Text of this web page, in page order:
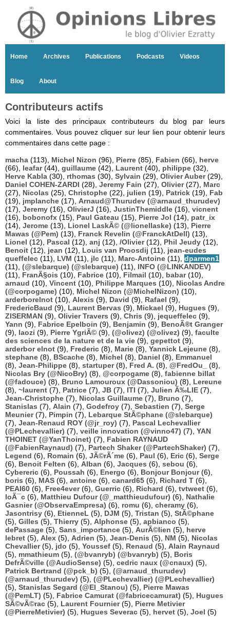
Home Archives Publications Podcasts Videos
Blog About
Contributeurs actifs
Voici la liste des principaux contributeurs du blog par leurs
commentaires. Vous pouvez cliquer sur leur lien pour obtenir leurs
commentaires dans cette page :
macha (113), Michel Nizon (96), Pierre (85), Fabien (66), herve
(66), leafar(44), guillaume (42), Laurent (40), philippe (32),
Herve Kabla (30), rthomas (30), Sylvain (29), Olivier Auber(29),
Daniel COHEN-ZARDI (28), Jeremy Fain (27), Olivier(27), Marc
(27), Nicolas (25), Christophe (22), julien (19), Patrick (19), Fab
(19), jmplanche (17), Arnaud@Thurudev (@arnaud_thurudev)
(17), Jeremy (16), OlivierJ (16), JustinThemiddle (16), vicnent
(16), bobonofx (15), Paul Gateau (15), Pierre Jol (14), patr_ix
(14), Jerome (13), Lionel LaskÃ© (@lionellaske) (13), Pierre
Mawas (@Pem) (13), Franck Revelin (@FranckAtDell) (13),
Lionel (12), Pascal (12), anj (12), /Olivier(12), Phil Jeudy (12),
Benoit (12), jean (12), Louis van Proosdij (11), jean-eudes
queffelec (11), LVM (11), jlc (11), Marc-Antoine (11), dparmen1
(11), (@slebarque) (@slebarque) (11), INFO (@LINKANDEV)
(11), FranÃ§ois (10), Fabrice (10), Filmail (10), babar(10),
arnaud (10), Vincent (10), Philippe Marques (10), Nicolas Andre
(@corpogame) (10), Michel Nizon (@MichelNizon) (10),
arderborelnot (10), Alexis (9), David (9), Rafael (9),
FredericBaud (9), Laurent Bervas (9), Mickael (9), Hugues (9),
ZISERMAN (9), Olivier Travers (9), Chris (9), jequeffelec (9),
Yann (9), Fabrice Epelboin (9), Benjamin (9), BenoÃ®t Granger
(9), laozi (9), Pierre YgriÃ© (9), (@olivez) (@olivez) (9), faculte
des sciences de la nature et de la vie (9), gepettot (9),
arderbor elnot (9), Frederic (8), Marie (8), Yannick Lejeune (8),
stephane (8), BScache (8), Michel (8), Daniel (8), Emmanuel
(8), Jean-Philippe (8), startuper(8), Fred A. (8), @FredOu_
(8),
Nicolas Bry (@NicoBry) (8), @corpogame (8), fabienne billat
(@fadouce) (8), Bruno Lamouroux (@Dassoniou) (8), Lereune
(8), ~laurent (7), Patrice (7), JB (7), ITI (7), Julien Ã‰LIE (7),
Jean-Christophe (7), Nicolas Guillaume (7), Bruno (7),
Stanislas (7), Alain (7), Godefroy (7), Sebastien (7), Serge
Meunier(7), Pimpin (7), Lebarque StÃ©phane (@slebarque)
(7), Jean-Renaud ROY (@jr_roy) (7), Pascal Lechevallier
(@PLechevallier) (7), veille innovation (@vinno47) (7), YAN
THOINET (@YanThoinet) (7), Fabien RAYNAUD
(@FabienRaynaud) (7), Partech Shaker (@PartechShaker) (7),
Legend (6), Romain (6), JÃ©rÃ´me (6), Paul (6), Eric (6), Serge
(6), Benoit Felten (6), Alban (6), Jacques (6), sebou (6),
Cybereric (6), Poussah (6), Energo (6), Bonjour Bonjour(6),
boris (6), MAS (6), antoine (6), canard65 (6), Richard T (6),
PEAI60 (6), Free4ever(6), Guerric (6), Richard (6), tvtweet (6),
loÃ¯c (6), Matthieu Dufour (@_matthieudufour) (6), Nathalie
Gasnier (@ObservaEmpresa) (6), romu (6), cheramy (6),
Jasontrisy (6), EtienneL (5), DJM (5), Tristan (5), StÃ©phane
(5), Gilles (5), Thierry (5), Alphonse (5), apbianco (5),
dePassage (5), Sans_importance (5), AurÃ©lien (5), herve
lebret (5), Alex (5), Adrien (5), Jean-Denis (5), NM (5), Nicolas
Chevallier(5), jdo (5), Youssef (5), Renaud (5), Alain Raynaud
(5), mmathieum (5), (@bvanryb) (@bvanryb) (5), Boris
DefrÃ©ville (@AudioSense) (5), cedric naux (@cnaux) (5),
Patrick Bertrand (@pck_b) (5), (@arnaud_thurudev)
(@arnaud_thurudev) (5), (@PLechevallier) (@PLechevallier)
(5), Stanislas Segard (@El_Stanou) (5), Pierre Mawas
(@PemLT) (5), Fabrice Camurat (@fabricecamurat) (5), Hugues
SÃ©vÃ©rac (5), Laurent Fournier(5), Pierre Metivier
(@PierreMetivier) (5), Hugues Severac (5), hervet (5), Joel (5)